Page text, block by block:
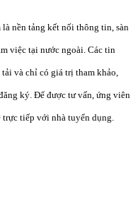
nền tảng kết nối thông tin, sàn
việc tại nước ngoài. Các tin
và chỉ có giá trị tham khảo,
ký. Để được tư vấn, ứng viên
tiếp với nhà tuyển dụng.